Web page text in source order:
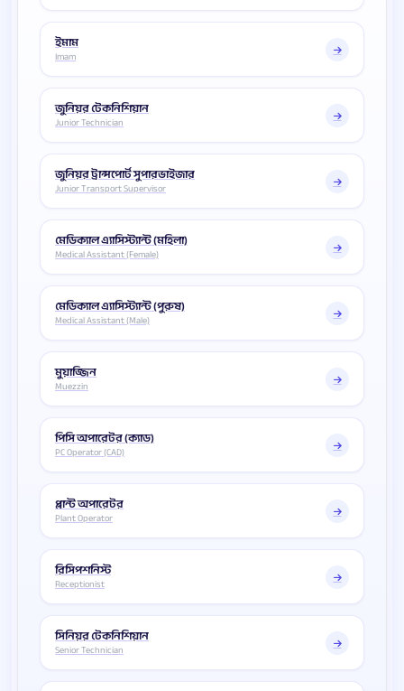
ইমাম
Imam
জুনিয়র টেকনিশিয়ান
Junior Technician
জুনিয়র ট্রান্সপোর্ট সুপারভাইজার
Junior Transport Supervisor
মেডিক্যাল এ্যাসিস্ট্যান্ট (মহিলা)
Medical Assistant (Female)
মেডিক্যাল এ্যাসিস্ট্যান্ট (পুরুষ)
Medical Assistant (Male)
মুয়াজ্জিন
Muezzin
পিসি অপারেটর (ক্যাড)
PC Operator (CAD)
প্লান্ট অপারেটর
Plant Operator
রিসিপশনিস্ট
Receptionist
সিনিয়র টেকনিশিয়ান
Senior Technician